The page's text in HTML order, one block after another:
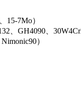
15-7Mo）
、GH4090、
）